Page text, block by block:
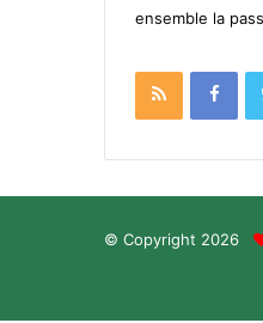
ensemble la
RSS
© Copyright 2026